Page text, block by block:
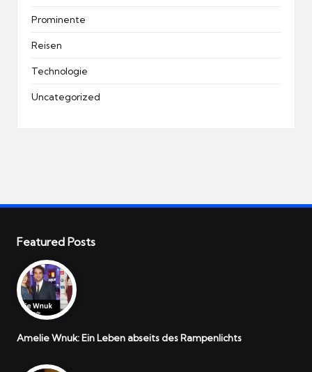
Prominente
Reisen
Technologie
Uncategorized
Featured Posts
Amelie Wnuk: Ein Leben abseits des Rampenlichts